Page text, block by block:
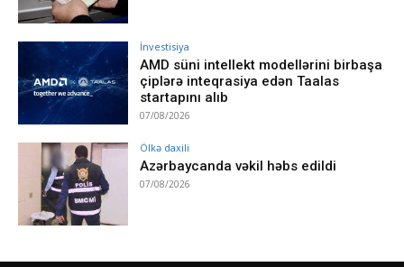
İnvestisiya
AMD süni intellekt modellərini birbaşa
çiplərə inteqrasiya edən Taalas
startapını alıb
07/08/2026
Ölkə daxili
Azərbaycanda vəkil həbs edildi
07/08/2026